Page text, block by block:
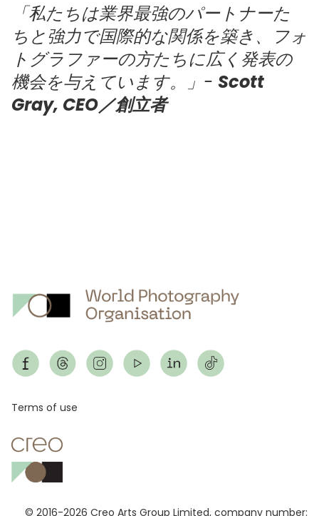
「私たちは業界最強のパートナーた
ちと強力で国際的な関係を築き、フォ
トグラファーの方たちに広く発表の
機会を与えています。」 - Scott
Gray, CEO／創立者
© 2016-2026 Creo Arts Group Limited, company number:
Footer
Terms of use